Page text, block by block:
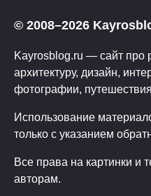
© 2008–2026
Kayrosblog.ru — сайт про
архитектуру, дизайн,
фотографии,
Использование
только с указанием
Все права на картинки и
авторам.